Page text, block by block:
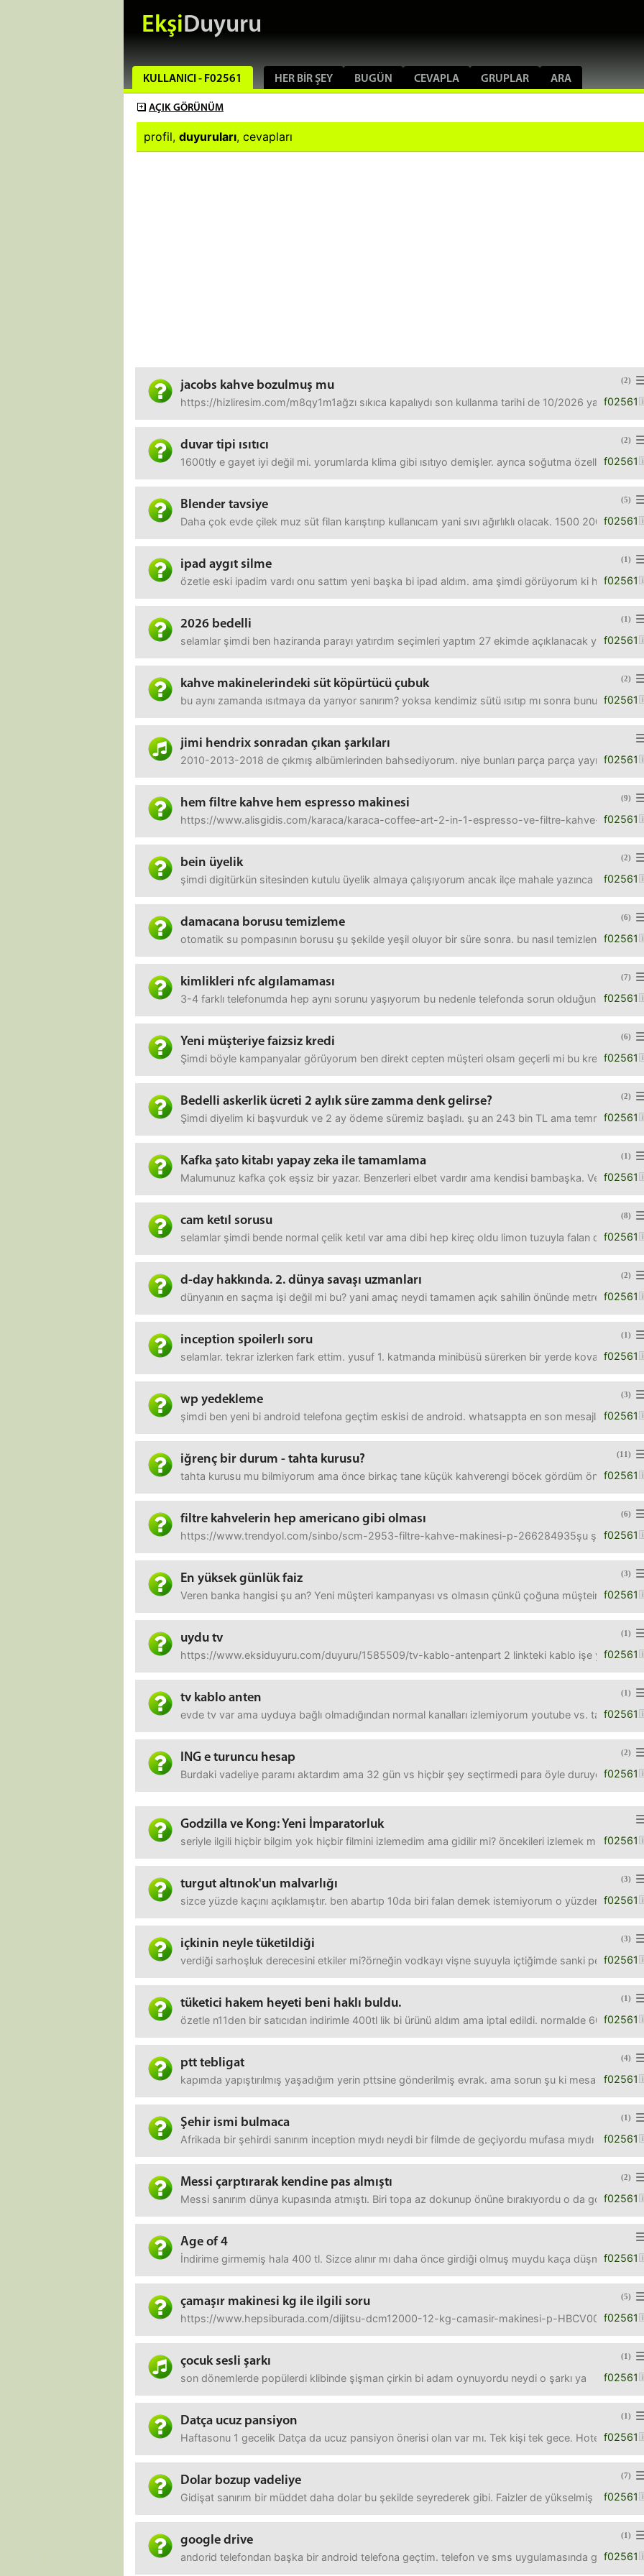
EkşiDuyuru
KULLANICI - F02561 HER BIR ŞEY BUGÜN CEVAPLA GRUPLAR ARA
AÇIK GÖRÜNÜM
profil, duyuruları, cevapları
(2)
jacobs kahve bozulmuş mu
f02561
https://hizliresim.com/m8qy1m1ağzı sıkıca kapalıydı son kullanma tarihi de 10/2026 yazıyor bu
(2)
duvar tipi ısıtıcı
f02561
1600tly e gayet iyi değil mi. yorumlarda klima gibi ısıtıyo demişler. ayrıca soğutma özelliği de
(5)
Blender tavsiye
f02561
Daha çok evde çilek muz süt filan karıştırıp kullanıcam yani sıvı ağırlıklı olacak. 1500 2000 tl
(1)
ipad aygıt silme
f02561
özetle eski ipadim vardı onu sattım yeni başka bi ipad aldım. ama şimdi görüyorum ki
(1)
2026 bedelli
f02561
selamlar şimdi ben haziranda parayı yatırdım seçimleri yaptım 27 ekimde açıklanacak
(2)
kahve makinelerindeki süt köpürtücü çubuk
f02561
bu aynı zamanda ısıtmaya da yarıyor sanırım? yoksa kendimiz sütü ısıtıp mı sonra bununla
jimi hendrix sonradan çıkan şarkıları
f02561
2010-2013-2018 de çıkmış albümlerinden bahsediyorum. niye bunları parça parça yayınlıyorlar
(9)
hem filtre kahve hem espresso makinesi
f02561
https://www.alisgidis.com/karaca/karaca-coffee-art-2-in-1-espresso-ve-filtre-kahve-makinesi-
(2)
bein üyelik
f02561
şimdi digitürkün sitesinden kutulu üyelik almaya çalışıyorum ancak ilçe mahale yazınca benim
(6)
damacana borusu temizleme
f02561
otomatik su pompasının borusu şu şekilde yeşil oluyor bir süre sonra. bu nasıl temizlenir
(7)
kimlikleri nfc algılamaması
f02561
3-4 farklı telefonumda hep aynı sorunu yaşıyorum bu nedenle telefonda sorun olduğunu
(6)
Yeni müşteriye faizsiz kredi
f02561
Şimdi böyle kampanyalar görüyorum ben direkt cepten müşteri olsam geçerli mi bu kredi çıkar
(2)
Bedelli askerlik ücreti 2 aylık süre zamma denk gelirse?
f02561
Şimdi diyelim ki başvurduk ve 2 ay ödeme süremiz başladı. şu an 243 bin TL ama temmuzda
(1)
Kafka şato kitabı yapay zeka ile tamamlama
f02561
Malumunuz kafka çok eşsiz bir yazar. Benzerleri elbet vardır ama kendisi bambaşka. Ve şato
(8)
cam ketıl sorusu
f02561
selamlar şimdi bende normal çelik ketıl var ama dibi hep kireç oldu limon tuzuyla falan da
(2)
d-day hakkında. 2. dünya savaşı uzmanları
f02561
dünyanın en saçma işi değil mi bu? yani amaç neydi tamamen açık sahilin önünde metrelerce
(1)
inception spoilerlı soru
f02561
selamlar. tekrar izlerken fark ettim. yusuf 1. katmanda minibüsü sürerken bir yerde kovalamaca
(3)
wp yedekleme
f02561
şimdi ben yeni bi android telefona geçtim eskisi de android. whatsappta en son mesajlar
(11)
iğrenç bir durum - tahta kurusu?
f02561
tahta kurusu mu bilmiyorum ama önce birkaç tane küçük kahverengi böcek gördüm
(6)
filtre kahvelerin hep americano gibi olması
f02561
https://www.trendyol.com/sinbo/scm-2953-filtre-kahve-makinesi-p-266284935şu şekil biraz
(3)
En yüksek günlük faiz
f02561
Veren banka hangisi şu an? Yeni müşteri kampanyası vs olmasın çünkü çoğuna müşteiriym
(1)
uydu tv
f02561
https://www.eksiduyuru.com/duyuru/1585509/tv-kablo-antenpart 2 linkteki kablo işe
(1)
tv kablo anten
f02561
evde tv var ama uyduya bağlı olmadığından normal kanalları izlemiyorum youtube vs.
(2)
ING e turuncu hesap
f02561
Burdaki vadeliye paramı aktardım ama 32 gün vs hiçbir şey seçtirmedi para öyle duruyor.
Godzilla ve Kong: Yeni İmparatorluk
f02561
seriyle ilgili hiçbir bilgim yok hiçbir filmini izlemedim ama gidilir mi? öncekileri izlemek mi lazım illa
(3)
turgut altınok'un malvarlığı
f02561
sizce yüzde kaçını açıklamıştır. ben abartıp 10da biri falan demek istemiyorum o yüzden
(3)
içkinin neyle tüketildiği
f02561
verdiği sarhoşluk derecesini etkiler mi?örneğin vodkayı vişne suyuyla içtiğimde sanki pek tesiri
(1)
tüketici hakem heyeti beni haklı buldu.
f02561
özetle n11den bir satıcıdan indirimle 400tl lik bi ürünü aldım ama iptal edildi. normalde 600-
(4)
ptt tebligat
f02561
kapımda yapıştırılmış yaşadığım yerin pttsine gönderilmiş evrak. ama sorun şu ki mesai
(1)
Şehir ismi bulmaca
f02561
Afrikada bir şehirdi sanırım inception mıydı neydi bir filmde de geçiyordu mufasa mıydı mofasa
(2)
Messi çarptırarak kendine pas almıştı
f02561
Messi sanırım dünya kupasında atmıştı. Biri topa az dokunup önüne bırakıyordu o da golu
Age of 4
f02561
İndirime girmemiş hala 400 tl. Sizce alınır mı daha önce girdiği olmuş muydu kaça düşmüştü
(5)
çamaşır makinesi kg ile ilgili soru
f02561
https://www.hepsiburada.com/dijitsu-dcm12000-12-kg-camasir-makinesi-p-
(1)
çocuk sesli şarkı
f02561
son dönemlerde popülerdi klibinde şişman çirkin bi adam oynuyordu neydi o şarkı ya
(1)
Datça ucuz pansiyon
f02561
Haftasonu 1 gecelik Datça da ucuz pansiyon önerisi olan var mı. Tek kişi tek gece. Hotels
(7)
Dolar bozup vadeliye
f02561
Gidişat sanırım bir müddet daha dolar bu şekilde seyrederek gibi. Faizler de yükselmiş Ken
(1)
google drive
f02561
andorid telefondan başka bir android telefona geçtim. telefon ve sms uygulamasında googleın